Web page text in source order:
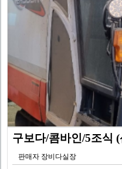
판매자 장비다실장